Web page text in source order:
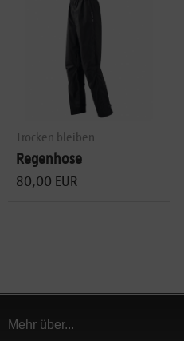
Trocken bleiben
Regenhose
80,00 EUR
Mehr über...